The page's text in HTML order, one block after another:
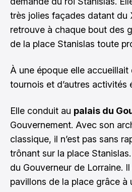
très jolies façades datant du
retrouve à chaque bout des
de la place Stanislas toute
À une époque elle accueillait
tournois et d’autres activités
Elle conduit au palais du
Gouvernement. Avec son
classique, il n’est pas sans
trônant sur la place
du Gouverneur de Lorraine.
pavillons de la place grâce à